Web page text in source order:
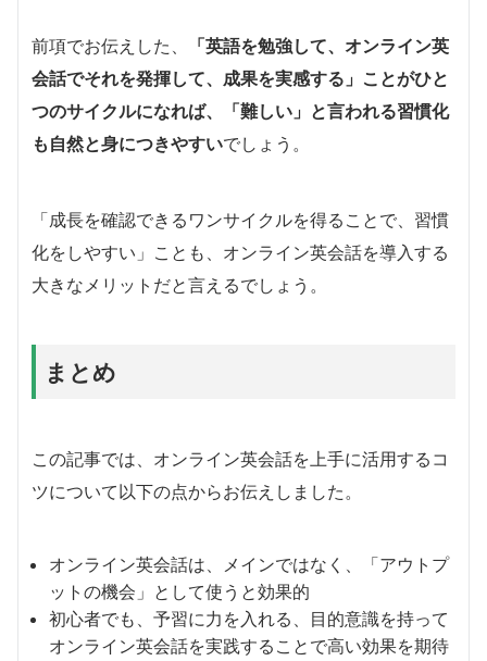
前項でお伝えした、
「英語を勉強して、オンライン英
会話でそれを発揮して、成果を実感する」ことがひと
つのサイクルになれば、「難しい」と言われる習慣化
も自然と身につきやすいでしょう。
「成長を確認できるワンサイクルを得ることで、習慣
化をしやすい」ことも、オンライン英会話を導入する
大きなメリットだと言えるでしょう。
まとめ
この記事では、オンライン英会話を上手に活用するコ
ツについて以下の点からお伝えしました。
オンライン英会話は、メインではなく、「アウトプ
ットの機会」として使うと効果的
初心者でも、予習に力を入れる、目的意識を持って
オンライン英会話を実践することで高い効果を期待